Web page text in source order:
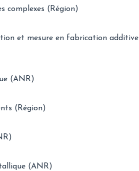
complexes (Région)
et mesure en fabrication additive
(ANR)
(Région)
(ANR)